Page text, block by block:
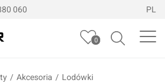
060 PL
0
/ Akcesoria / Lodówki